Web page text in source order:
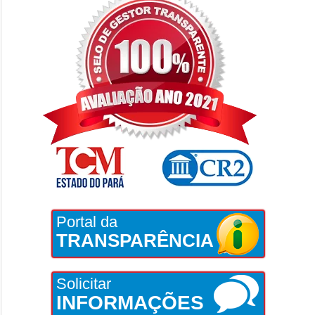
Portal da
TRANSPARÊNCIA
Solicitar
INFORMAÇÕES